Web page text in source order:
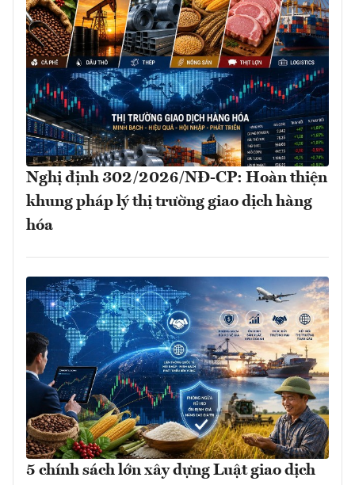
Nghị định 302/2026/NĐ-CP: Hoàn thiện
khung pháp lý thị trường giao dịch hàng
hóa
5 chính sách lớn xây dựng Luật giao dịch